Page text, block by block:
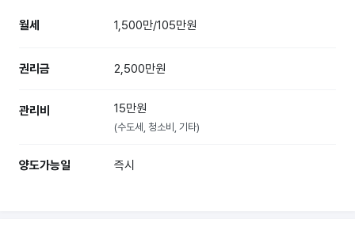
월세 1,500만/105만원
권리금 2,500만원
관리비 15만원
(수도세, 청소비, 기타)
양도가능일 즉시